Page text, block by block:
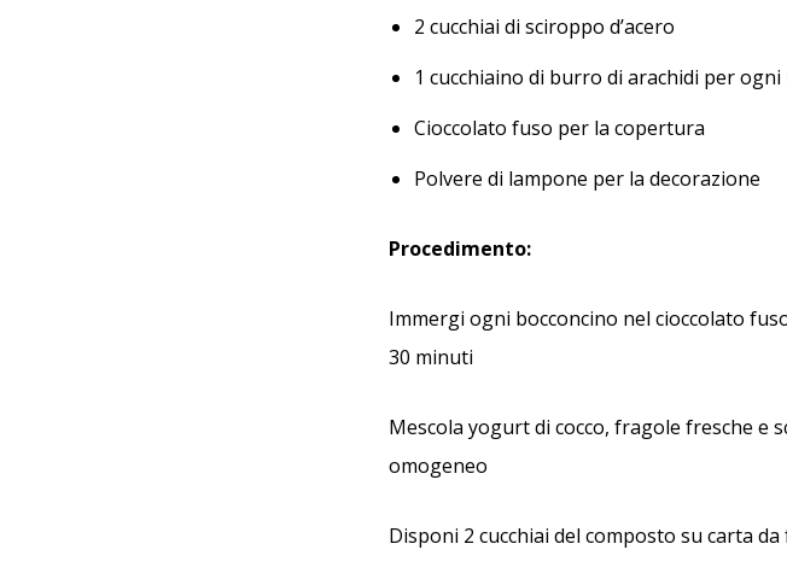
2 cucchiai di sciroppo d’acero
1 cucchiaino di burro di arachidi per ogni
Cioccolato fuso per la copertura
Polvere di lampone per la decorazione
Procedimento:
Immergi ogni bocconcino nel cioccolato
30 minuti
Mescola yogurt di cocco, fragole fresche e
omogeneo
Disponi 2 cucchiai del composto su carta